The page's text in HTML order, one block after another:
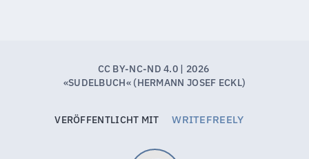
VERÖFFENTLICHT MIT WRITEFREELY